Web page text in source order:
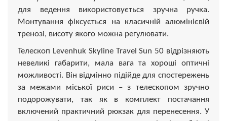
для ведення використовується зручна ручка.
Монтування фіксується на класичній алюмінієвій
тренозі, висоту якого можна регулювати.
Телескоп Levenhuk Skyline Travel Sun 50 відрізняють
невеликі габарити, мала вага та хороші оптичні
можливості. Він відмінно підійде для спостережень
за межами міської риси – з телескопом зручно
подорожувати, так як в комплект постачання
включений практичний рюкзак для перенесення. У